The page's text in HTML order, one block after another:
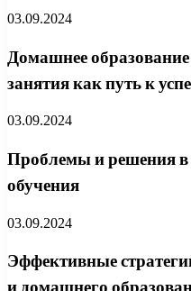
03.09.2024
Домашнее
занятия как путь к
03.09.2024
Проблемы и решения в
обучения
03.09.2024
Эффективные